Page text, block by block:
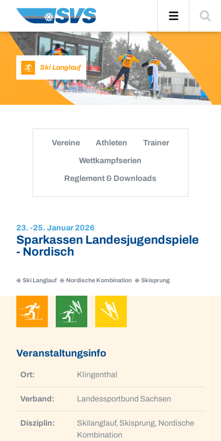
Inhalt
Ski Langlauf
Vereine Athleten Trainer
Wettkampfserien
Reglement & Downloads
23. -25. Januar 2026
Sparkassen Landesjugendspiele
- Nordisch
Ski Langlauf Nordische Kombination Skisprung
Langlauf
Nordische
Nordische
Kombination
Skisprung
Veranstaltungsinfo
Ort: Klingenthal
Verband: Landessportbund Sachsen
Disziplin:
Skilanglauf, Skisprung, Nordische
Kombination